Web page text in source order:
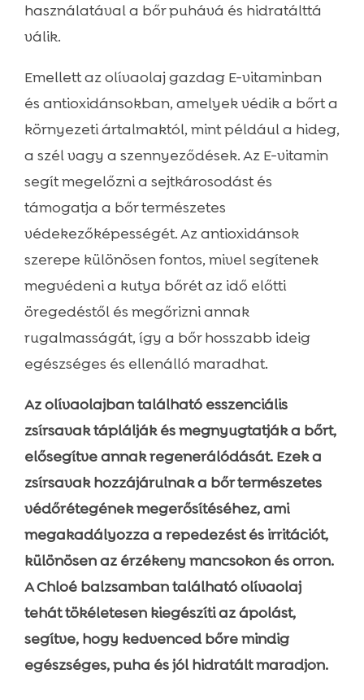
használatával a bőr puhává és hidratálttá
válik.
Emellett az olívaolaj gazdag E-vitaminban
és antioxidánsokban, amelyek védik a bőrt a
környezeti ártalmaktól, mint például a hideg,
a szél vagy a szennyeződések. Az E-vitamin
segít megelőzni a sejtkárosodást és
támogatja a bőr természetes
védekezőképességét. Az antioxidánsok
szerepe különösen fontos, mivel segítenek
megvédeni a kutya bőrét az idő előtti
öregedéstől és megőrizni annak
rugalmasságát, így a bőr hosszabb ideig
egészséges és ellenálló maradhat.
Az olívaolajban található esszenciális
zsírsavak táplálják és megnyugtatják a bőrt,
elősegítve annak regenerálódását. Ezek a
zsírsavak hozzájárulnak a bőr természetes
védőrétegének megerősítéséhez, ami
megakadályozza a repedezést és irritációt,
különösen az érzékeny mancsokon és orron.
A Chloé balzsamban található olívaolaj
tehát tökéletesen kiegészíti az ápolást,
segítve, hogy kedvenced bőre mindig
egészséges, puha és jól hidratált maradjon.